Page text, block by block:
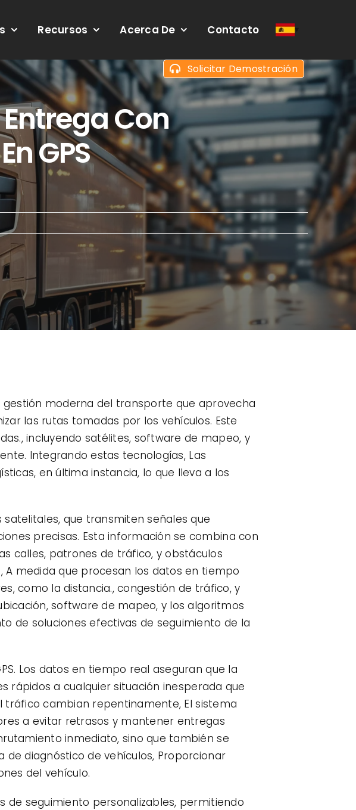
Recursos Acerca De Contacto
Solicitar Demostración
Con
GPS
gestión moderna del transporte que aprovecha
las rutas tomadas por los vehículos. Este
incluyendo satélites, software de mapeo, y
Integrando estas tecnologías, Las
en última instancia, lo que lleva a los
que transmiten señales que
precisas. Esta información se combina con
calles, patrones de tráfico, y obstáculos
medida que procesan los datos en tiempo
como la distancia., congestión de tráfico, y
software de mapeo, y los algoritmos
de soluciones efectivas de seguimiento de la
Los datos en tiempo real aseguran que la
rápidos a cualquier situación inesperada que
tráfico cambian repentinamente, El sistema
a evitar retrasos y mantener entregas
inmediato, sino que también se
diagnóstico de vehículos, Proporcionar
del vehículo.
de seguimiento personalizables, permitiendo